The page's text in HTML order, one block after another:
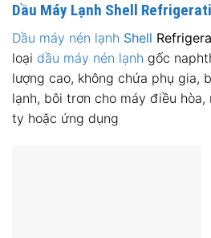
Dầu Máy Lạnh Shell
Dầu máy nén lạnh Shell
loại dầu máy nén lạnh gốc
lượng cao, không chứa phụ gia,
lạnh, bôi trơn cho máy điều
ty hoặc ứng dụng